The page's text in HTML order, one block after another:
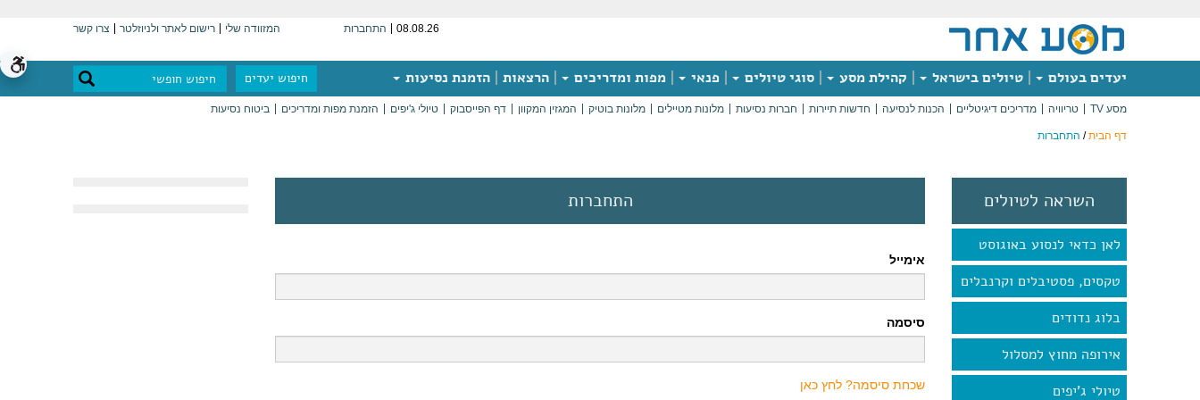
08.08.26 התחברות המזוודה שלי רישום לאתר ולניוזלטר צרו קשר
יעדים בעולם טיולים בישראל קהילת מסע סוגי טיולים פנאי מפות ומדריכים הרצאות הזמנת נסיעות חיפוש יעדים
מסע TV טריוויה מדריכים דיגיטליים הכנות לנסיעה חדשות תיירות חברות נסיעות מלונות מטיילים מלונות בוטיק המגזין המקוון דף הפייסבוק טיולי ג'יפים הזמנת מפות ומדריכים ביטוח נסיעות
דף הבית/ התחברות
השראה לטיולים
לאן כדאי לנסוע באוגוסט
טקסים, פסטיבלים וקרנבלים
בלוג נדודים
אירופה מחוץ למסלול
טיולי ג'יפים
התחברות
אימייל
סיסמה
שכחת סיסמה? לחץ כאן